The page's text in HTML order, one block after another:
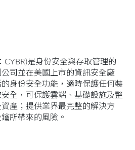
CYBR)是身份安全與存取管理的
司並在美國上市的資訊安全廠
身份安全功能，適時保護任何裝
全，可保護雲端、基礎設施及整
產；提供業界最完整的解決方
所帶來的風險。